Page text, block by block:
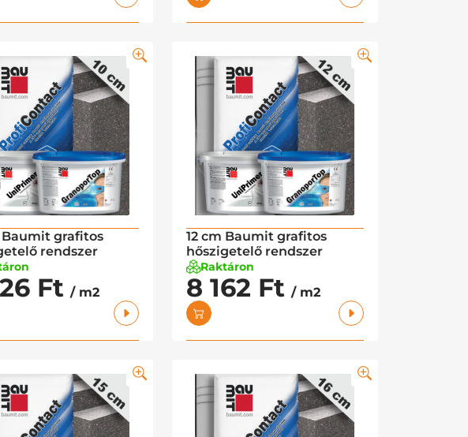
Baumit grafitos
rendszer
Ft / m2
12 cm Baumit grafitos
hőszigetelő rendszer
Raktáron
8 162 Ft / m2